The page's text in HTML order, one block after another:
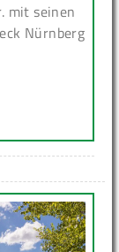
mit seinen
Nürnberg